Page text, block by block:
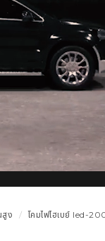
สูง โคมไฟไฮเบย์ led-